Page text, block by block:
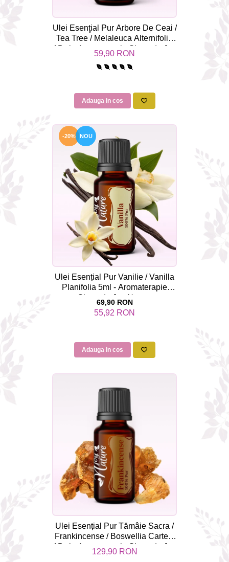
Ulei Esenţial Pur Arbore De Ceai /
Tea Tree / Melaleuca Alternifolia
15ml - Aromaterapie Sigura | nJoy
Nature
59,90 RON
Adauga in cos
-20% NOU
Ulei Esențial Pur Vanilie / Vanilla
Planifolia 5ml - Aromaterapie
Sigura | nJoy Nature
69,90 RON
55,92 RON
Adauga in cos
Ulei Esențial Pur Tămâie Sacra /
Frankincense / Boswellia Carterii
15ml - Aromaterapie Sigura | nJoy
Nature
129,90 RON